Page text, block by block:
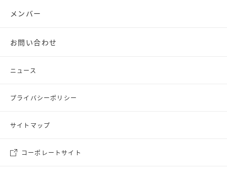
メンバー
お問い合わせ
ニュース
プライバシーポリシー
サイトマップ
コーポレートサイト